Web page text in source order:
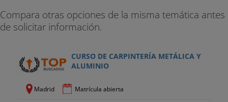
marquetería, y otros recursos, un valor decorativo
a la pieza de madera en cuestión, una mesa, una
De todas maneras, en muchas carpinterías se
realizan trabajos de ebanistería y hay carpinteros
que son auténticos artistas ebanistas.
Compara otras opciones de la misma temática antes
de solicitar información.
CURSO DE CARPINTERÍA METÁLICA Y
ALUMINIO
Madrid Matrícula abierta